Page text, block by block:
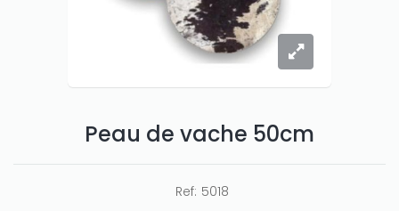
Peau de vache 50cm
Ref: 5018